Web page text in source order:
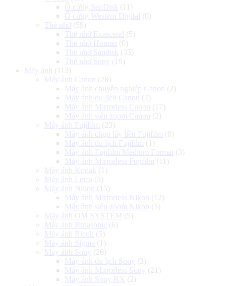
Ổ cứng SanDisk (11)
Ổ cứng Western Digital (0)
Thẻ nhớ (59)
Thẻ nhớ Exascend
(5)
Thẻ nhớ Homan
(0)
Thẻ nhớ Sandisk (35)
Thẻ nhớ Sony (19)
Máy ảnh
(113)
Máy ảnh Canon
(28)
Máy ảnh chuyên nghiệp Canon
(2)
Máy ảnh du lịch Canon
(7)
Máy ảnh Mirrorless Canon
(17)
Máy ảnh siêu zoom Canon
(2)
Máy ảnh Fujifilm (23)
Máy ảnh chụp lấy liền Fujifilm (8)
Máy ảnh du lịch Fujifilm (1)
Máy ảnh Fujifilm Medium Format (3)
Máy ảnh Mirrorless Fujifilm (11)
Máy ảnh Kodak (1)
Máy ảnh Leica (3)
Máy ảnh Nikon
(15)
Máy ảnh Mirrorless Nikon
(12)
Máy ảnh siêu zoom Nikon
(3)
Máy ảnh OM SYSTEM (5)
Máy ảnh Panasonic (6)
Máy ảnh Ricoh
(5)
Máy ảnh Sigma (1)
Máy ảnh Sony (26)
Máy ảnh du lịch Sony (3)
Máy ảnh Mirrorless Sony (21)
Máy ảnh Sony RX (2)